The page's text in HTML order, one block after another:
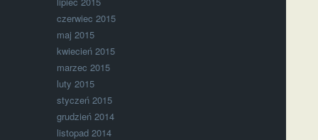
czerwiec 2015
maj 2015
kwiecień 2015
marzec 2015
luty 2015
styczeń 2015
grudzień 2014
listopad 2014